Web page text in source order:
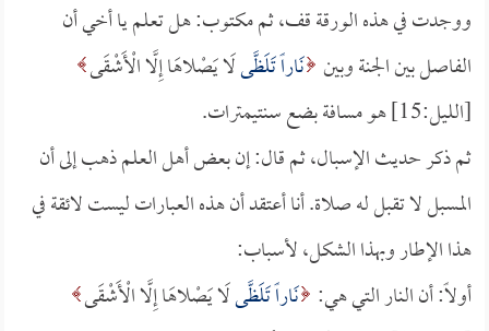
ووجدت في هذه الورقة قف، ثم مكتوب: هل تعلم يا أخي أن
الفاصل بين الجنة وبين نَاراً تَلَظَّىلَا يَصْلاهَا إِلَّا الْأَشْقَى
[الليل:15] هو مسافة بضع سنتيمترات.
ثم ذكر حديث الإسبال، ثم قال: إن بعض أهل العلم ذهب إلى أن
المسبل لا تقبل له صلاة. أنا أعتقد أن هذه العبارات ليست لائقة في
هذا الإطار وبهذا الشكل، لأسباب:
أولاً: أن النار التي هي: نَاراً تَلَظَّىلَا يَصْلاهَا إِلَّا الْأَشْقَى